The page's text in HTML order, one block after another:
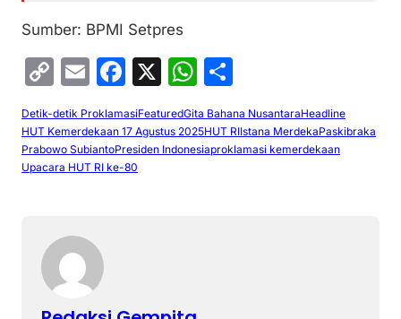
Sumber: BPMI Setpres
C
o
p
y
k
E
m
ai
l
F
a
c
e
X
W
h
at
s
h
ar
e
Detik-detik ProklamasiFeaturedGita Bahana NusantaraHeadline
HUT Kemerdekaan 17 Agustus 2025HUT RIIstana MerdekaPaskibraka
Prabowo SubiantoPresiden Indonesiaproklamasi kemerdekaan
Upacara HUT RI ke-80